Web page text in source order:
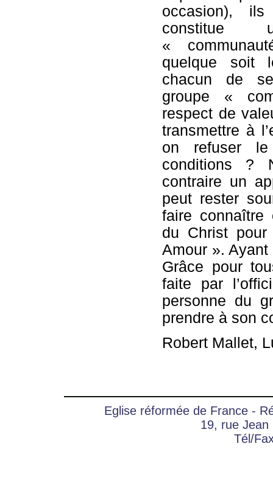
occasion),
«
quelque soit
chacun de
groupe «
respect de
transmettre à
on refuser
conditions ?
contraire un
peut rester
faire connaître
du Christ
Amour ».
Grâce pour
faite par
personne du
prendre à son
Robert Mallet,
Eglise réformée de France -
19, rue Jean
Tél/